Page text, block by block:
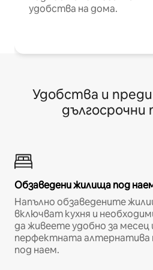
удобства на дома.
Удобства и
дългосрочни
Обзаведени жилища под
Напълно обзаведените
включват кухня и
да живеете удобно за месец
перфектната алтернатива
под наем.